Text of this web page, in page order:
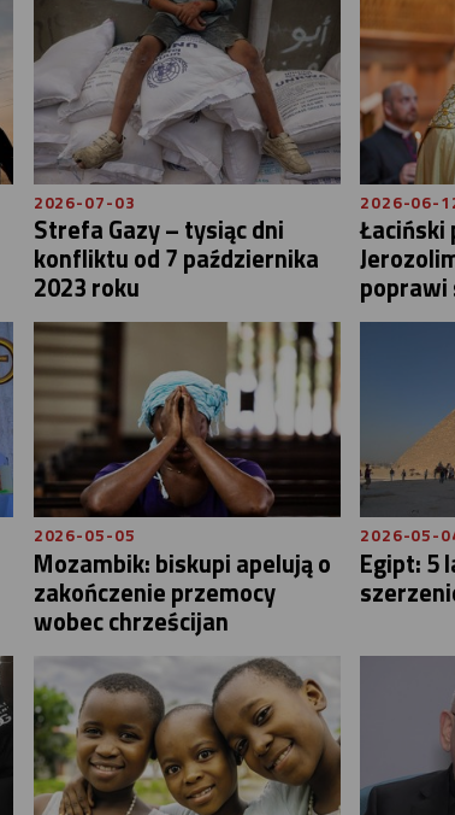
2026-07-03
Strefa Gazy – tysiąc dni
konfliktu od 7 października
2023 roku
2026-06-
poprawi
2026-05-05
Mozambik: biskupi apelują o
zakończenie przemocy
wobec chrześcijan
2026-05-
Egipt: 5